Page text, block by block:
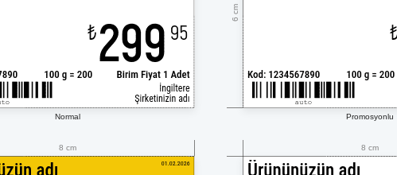
Normal Promosyonlu
6 cm
8 cm 8 cm